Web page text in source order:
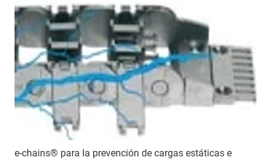
e-chains® para la prevención de cargas estáticas e